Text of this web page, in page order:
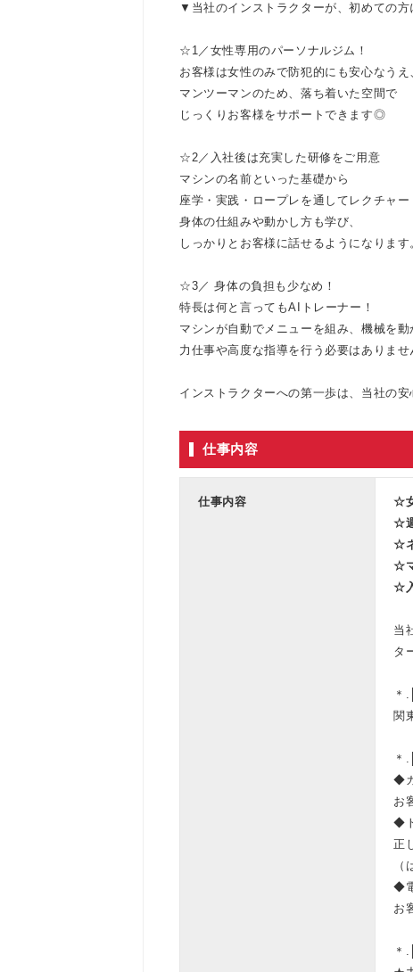
▼当社のインストラクターが、初めての
☆1／女性専用のパーソナルジム！
お客様は女性のみで防犯的にも安心なうえ
マンツーマンのため、落ち着いた空間で
じっくりお客様をサポートできます◎
☆2／入社後は充実した研修をご用意
マシンの名前といった基礎から
座学・実践・ロープレを通してレクチャー
身体の仕組みや動かし方も学び、
しっかりとお客様に話せるようになります
☆3／ 身体の負担も少なめ！
特長は何と言ってもAIトレーナー！
マシンが自動でメニューを組み、機械を動
力仕事や高度な指導を行う必要はありませ
インストラクターへの第一歩は、当社の安
仕事内容
仕事内容
☆
☆
☆
☆
☆
当
タ
＊
関
＊
◆
お
◆
正
◆
お
＊